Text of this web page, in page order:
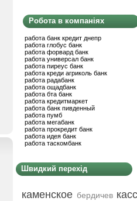
Робота в компаніях
работа банк кредит днепр
работа глобус банк
работа форвард банк
работа универсал банк
работа пиреус банк
работа креди агриколь банк
работа радабанк
работа ощадбанк
работа бта банк
работа кредитмаркет
работа банк пивденный
работа пумб
работа мегабанк
работа прокредит банк
работа идея банк
работа таскомбанк
Швидкий перехід
каменское бердичев